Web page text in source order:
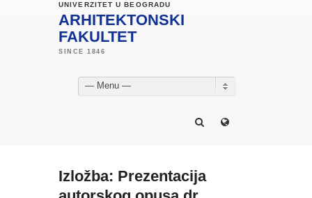
UNIVERZITET U BEOGRADU
ARHITEKTONSKI
FAKULTET
— Menu —
Izložba: Prezentacija